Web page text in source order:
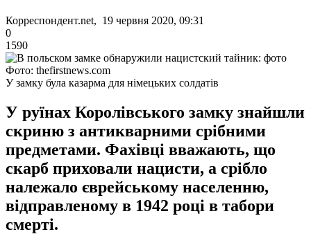
Корреспондент.net, 19 червня 2020, 09:31
0
1590
Фото: thefirstnews.com
У замку була казарма для німецьких солдатів
У руїнах Королівського замку знайшли
скриню з антикварними срібними
предметами. Фахівці вважають, що
скарб приховали нацисти, а срібло
належало єврейському населенню,
відправленому в 1942 році в табори
смерті.